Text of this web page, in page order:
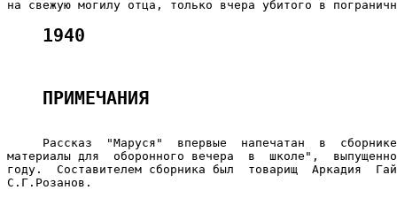
1940
ПРИМЕЧАНИЯ
Рассказ  "Маруся"  впервые  напечатан  в
материалы для  оборонного вечера  в  школе",
году.  Составителем сборника был  товарищ  Аркадия
С.Г.Розанов.